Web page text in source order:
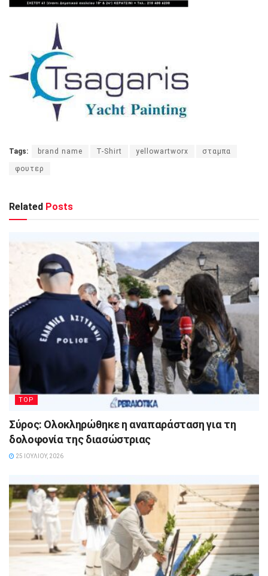
Tags: brand name T-Shirt yellowartworx σταμπα
φουτερ
Related Posts
TOP
Σύρος: Ολοκληρώθηκε η αναπαράσταση για τη
δολοφονία της διασώστριας
25 ΙΟΥΛΊΟΥ, 2026